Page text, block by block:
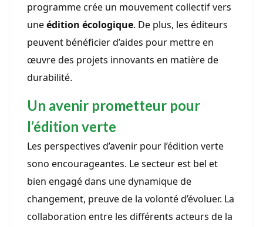
programme crée un mouvement collectif vers
uneédition écologique. De plus, les éditeurs
peuvent bénéficier d’aides pour mettre en
œuvre des projets innovants en matière de
durabilité.
Un avenir prometteur pour
l’édition verte
Les perspectives d’avenir pour l’édition verte
sono encourageantes. Le secteur est bel et
bien engagé dans une dynamique de
changement, preuve de la volonté d’évoluer. La
collaboration entre les différents acteurs de la